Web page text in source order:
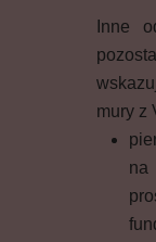
Inne
mury z
na